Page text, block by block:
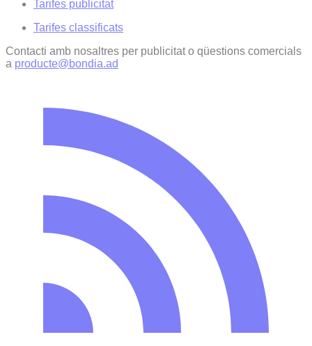
Tarifes publicitat
Tarifes classificats
Contacti amb nosaltres per publicitat o qüestions comercials
a producte@bondia.ad